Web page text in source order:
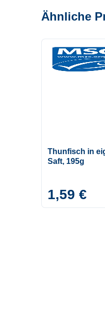
Ähnliche
Thunfisch in
Saft, 195g
1,59 €